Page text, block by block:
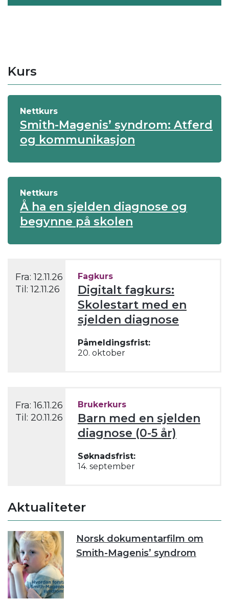
Kurs
Nettkurs
Smith-Magenis’ syndrom: Atferd
og kommunikasjon
Nettkurs
Å ha en sjelden diagnose og
begynne på skolen
Fra:12.11.26
Til:12.11.26
Fagkurs
Digitalt fagkurs:
Skolestart med en
sjelden diagnose
Påmeldingsfrist:
20. oktober
Fra:16.11.26
Til: 20.11.26
Brukerkurs
Barn med en sjelden
diagnose (0-5 år)
Søknadsfrist:
14. september
Aktualiteter
Norsk dokumentarfilm om
Smith-Magenis’ syndrom